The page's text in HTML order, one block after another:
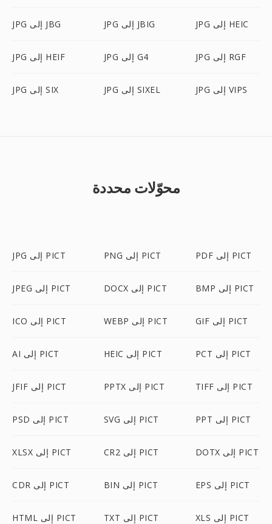
JPG إلى JBG JPG إلى JBIG JPG إلى HEIC
JPG إلى HEIF JPG إلى G4 JPG إلى RGF
JPG إلى SIX JPG إلى SIXEL JPG إلى VIPS
محوّلات محددة
JPG إلى PICT PNG إلى PICT PDF إلى PICT
JPEG إلى PICT DOCX إلى PICT BMP إلى PICT
ICO إلى PICT WEBP إلى PICT GIF إلى PICT
AI إلى PICT HEIC إلى PICT PCT إلى PICT
JFIF إلى PICT PPTX إلى PICT TIFF إلى PICT
PSD إلى PICT SVG إلى PICT PPT إلى PICT
XLSX إلى PICT CR2 إلى PICT DOTX إلى PICT
CDR إلى PICT BIN إلى PICT EPS إلى PICT
HTML إلى PICT TXT إلى PICT XLS إلى PICT